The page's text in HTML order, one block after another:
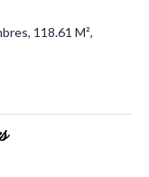
118.61 M²,